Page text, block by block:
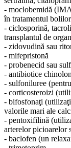
- moclobemidă
în tratamentul
- ciclosporină,
transplantul de
- zidovudină sau
- mifepristonă
- probenecid sau
- antibiotice
- sulfoniluree
- corticosteroizi
- bifosfonaţi (utilizaţi
valorile mari ale
- pentoxifilină
arterelor picioarelor
- baclofen (un